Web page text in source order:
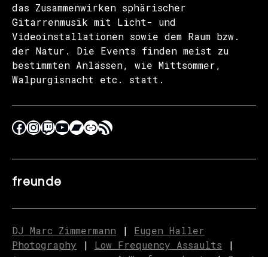
das Zusammenwirken sphärischer
Gitarrenmusik mit Licht- und
Videoinstallationen sowie dem Raum bzw.
der Natur. Die Events finden meist zu
bestimmten Anlässen, wie Mittsommer,
Walpurgisnacht etc. statt.
freunde
DJ Marc Zimmermann | Eugen Haller
Photography | Low Frequency Assaults |